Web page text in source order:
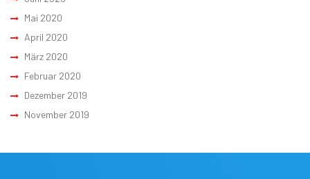
Mai 2020
April 2020
März 2020
Februar 2020
Dezember 2019
November 2019